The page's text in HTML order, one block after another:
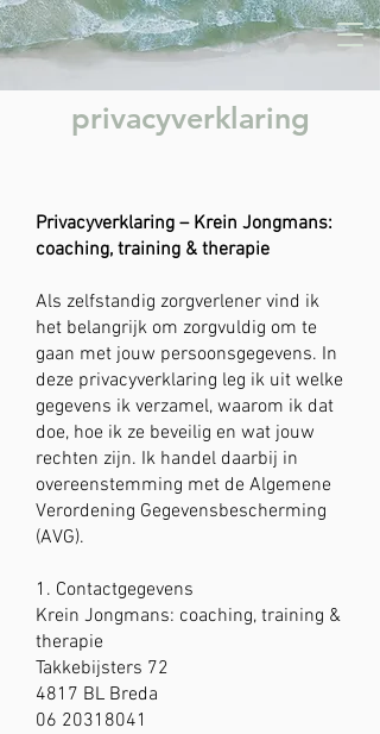
privacyverklaring
Privacyverklaring – Krein Jongmans:
coaching, training & therapie
Als zelfstandig zorgverlener vind ik
het belangrijk om zorgvuldig om te
gaan met jouw persoonsgegevens. In
deze privacyverklaring leg ik uit welke
gegevens ik verzamel, waarom ik dat
doe, hoe ik ze beveilig en wat jouw
rechten zijn. Ik handel daarbij in
overeenstemming met de Algemene
Verordening Gegevensbescherming
(AVG).
1. Contactgegevens
Krein Jongmans: coaching, training &
therapie
Takkebijsters 72
4817 BL Breda
06 20318041